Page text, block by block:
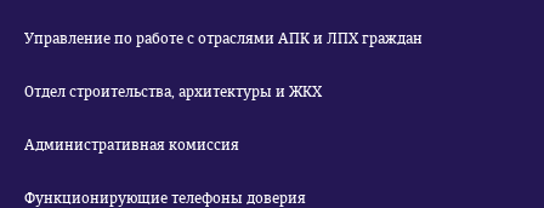
Управление по работе с отраслями АПК и ЛПХ граждан
Отдел строительства, архитектуры и ЖКХ
Административная комиссия
Функционирующие телефоны доверия